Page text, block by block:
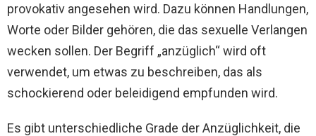
provokativ angesehen wird. Dazu können Handlungen,
Worte oder Bilder gehören, die das sexuelle Verlangen
wecken sollen. Der Begriff „anzüglich“ wird oft
verwendet, um etwas zu beschreiben, das als
schockierend oder beleidigend empfunden wird.
Es gibt unterschiedliche Grade der Anzüglichkeit, die